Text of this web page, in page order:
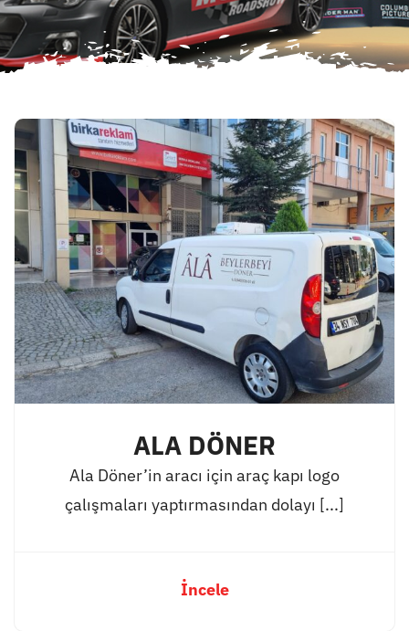
ALA DÖNER
Ala Döner’in aracı için araç kapı logo
çalışmaları yaptırmasından dolayı [...]
İncele